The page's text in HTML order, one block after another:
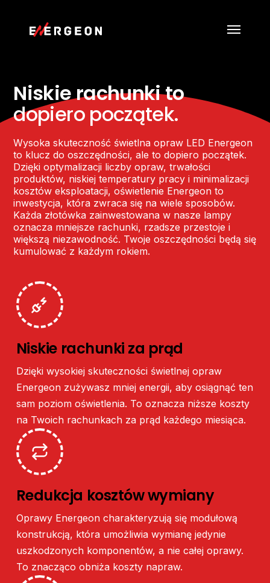
Menu
Niskie rachunki to
dopiero początek.
Wysoka skuteczność świetlna opraw LED Energeon
to klucz do oszczędności, ale to dopiero początek.
Dzięki optymalizacji liczby opraw, trwałości
produktów, niskiej temperatury pracy i minimalizacji
kosztów eksploatacji, oświetlenie Energeon to
inwestycja, która zwraca się na wiele sposobów.
Każda złotówka zainwestowana w nasze lampy
oznacza mniejsze rachunki, rzadsze przestoje i
większą niezawodność. Twoje oszczędności będą się
kumulować z każdym rokiem.
Niskie rachunki za prąd
Dzięki wysokiej skuteczności świetlnej opraw
Energeon zużywasz mniej energii, aby osiągnąć ten
sam poziom oświetlenia. To oznacza niższe koszty
na Twoich rachunkach za prąd każdego miesiąca.
Redukcja kosztówwymiany
Oprawy Energeon charakteryzują się modułową
konstrukcją, która umożliwia wymianę jedynie
uszkodzonych komponentów, a nie całej oprawy.
To znacząco obniża koszty napraw.